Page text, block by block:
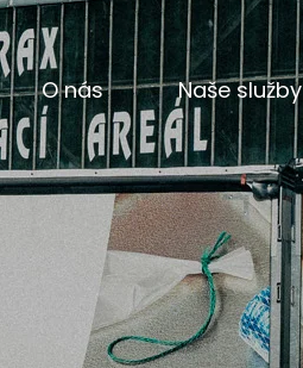
O nás Naše služby